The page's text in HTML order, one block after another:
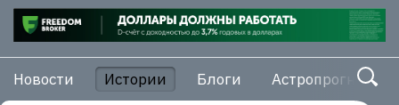
Новости Истории Блоги Астропрогноз